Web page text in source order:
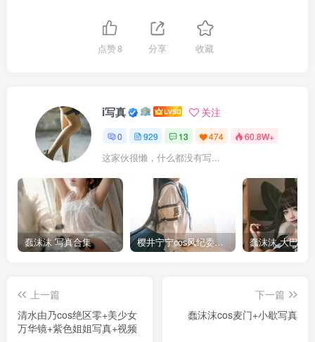
点赞8 分享 收藏
i写真 关注
0 929 13 474 60.8W+
这家伙很懒，什么都没有写...
蠢沫沫 写真合集 樱井宁宁cos风纪委员写真套图
上一篇
清水由乃cos绝区零+美少女
万华镜+紫色姐姐写真+视频
下一篇
蠢沫沫cos麦门+小歇写真